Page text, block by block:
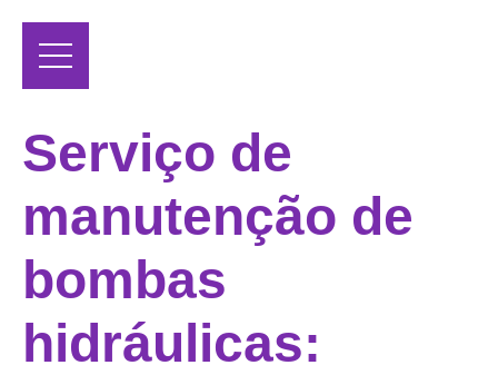
Serviço de
manutenção de
bombas
hidráulicas: